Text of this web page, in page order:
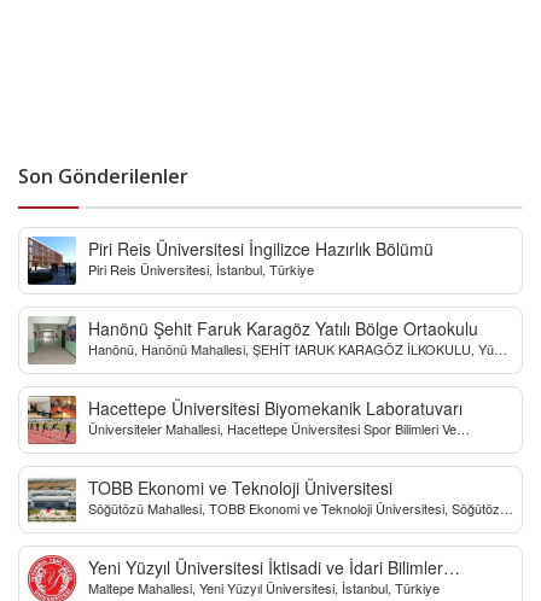
Son Gönderilenler
Piri Reis Üniversitesi İngilizce Hazırlık Bölümü
Piri Reis Üniversitesi, İstanbul, Türkiye
Hanönü Şehit Faruk Karagöz Yatılı Bölge Ortaokulu
Hanönü, Hanönü Mahallesi, ŞEHİT fARUK KARAGÖZ İLKOKULU, Yücel
Hacettepe Üniversitesi Biyomekanik Laboratuvarı
Üniversiteler Mahallesi, Hacettepe Üniversitesi Spor Bilimleri Ve
TOBB Ekonomi ve Teknoloji Üniversitesi
Söğütözü Mahallesi, TOBB Ekonomi ve Teknoloji Üniversitesi, Söğütözü
Yeni Yüzyıl Üniversitesi İktisadi ve İdari Bilimler
Fakültesi
Maltepe Mahallesi, Yeni Yüzyıl Üniversitesi, İstanbul, Türkiye